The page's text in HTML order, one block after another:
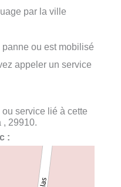
par la ville
ou est mobilisé
appeler un service
service lié à cette
, 29910.
: